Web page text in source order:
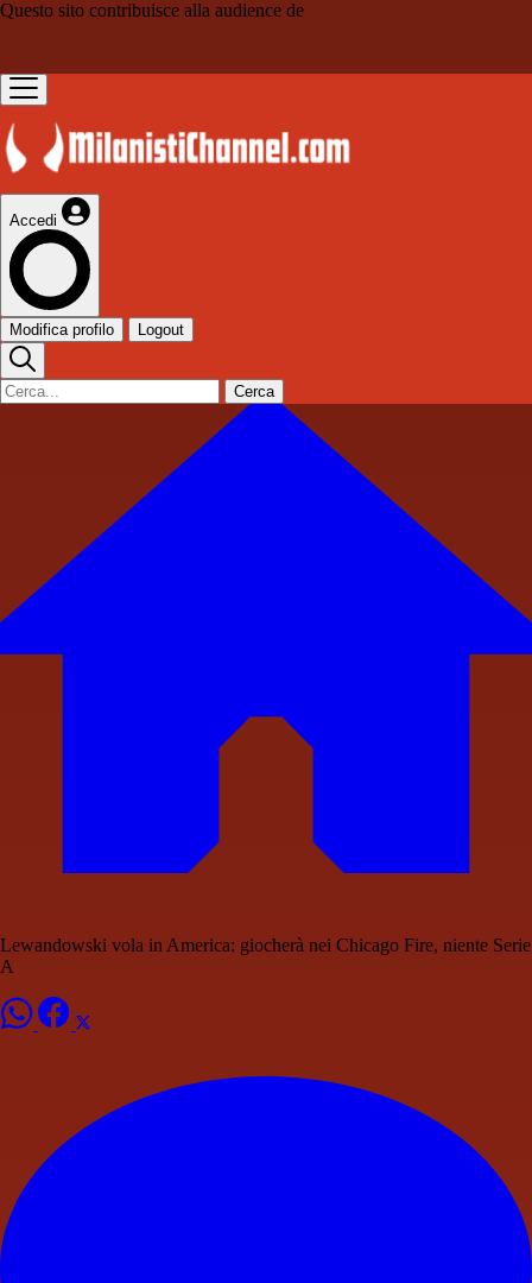
Questo sito contribuisce alla audience de
Accedi
Modifica profilo Logout
Cerca
Lewandowski vola in America: giocherà nei Chicago Fire, niente Serie
A